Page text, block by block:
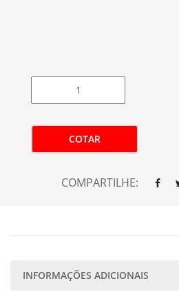
COTAR
COMPARTILHE:
INFORMAÇÕES ADICIONAIS